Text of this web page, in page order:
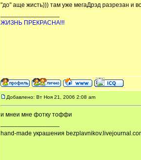
"до" аще жисть))) там уже мегаДрэд разрезан и
ЖИЗНЬ ПРЕКРАСНА!!!
Добавлено: Вт Ноя 21, 2006 2:08 am
и мнеи мне фотку тоффи
hand-made украшения